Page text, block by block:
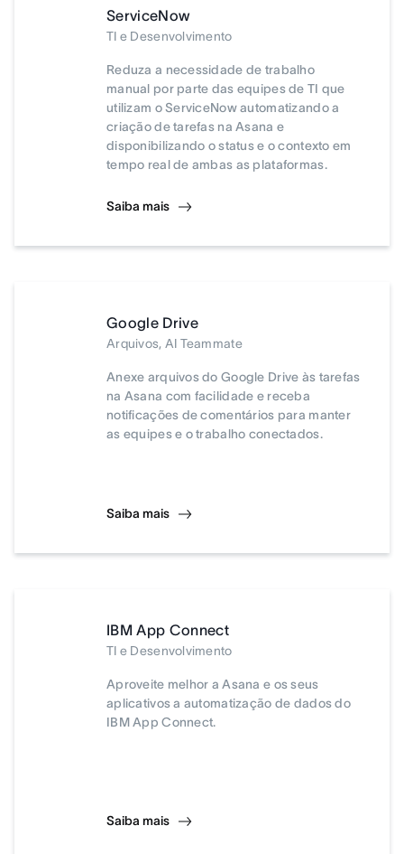
ServiceNow
TI e Desenvolvimento
Reduza a necessidade de trabalho
manual por parte das equipes de TI que
utilizam o ServiceNow automatizando a
criação de tarefas na Asana e
disponibilizando o status e o contexto em
tempo real de ambas as plataformas.
Saiba mais
Google Drive
Arquivos, AI Teammate
Anexe arquivos do Google Drive às tarefas
na Asana com facilidade e receba
notificações de comentários para manter
as equipes e o trabalho conectados.
Saiba mais
IBM App Connect
TI e Desenvolvimento
Aproveite melhor a Asana e os seus
aplicativos a automatização de dados do
IBM App Connect.
Saiba mais